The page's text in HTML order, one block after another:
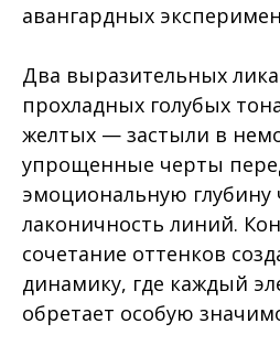
авангардных
Два выразительных
прохладных голубых
желтых — застыли в
упрощенные черты
эмоциональную глубину
лаконичность линий.
сочетание оттенков
динамику, где каждый
обретает особую